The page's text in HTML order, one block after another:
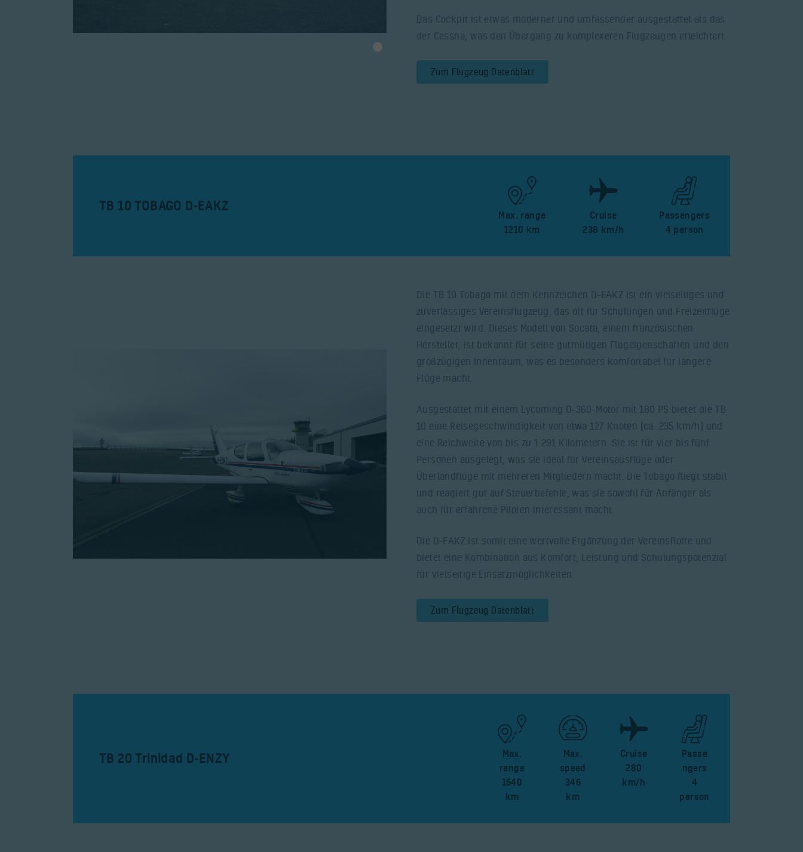
Das Cockpit ist etwas moderner und umfassender ausgestattet als das
der Cessna, was den Übergang zu komplexeren Flugzeugen erleichtert.
Zum Flugzeug Datenblatt
TB 10 TOBAGO D-EAKZ
Max. range
1210 km
Cruise
238 km/h
Passengers
4 person
Die TB 10 Tobago mit dem Kennzeichen D-EAKZ ist ein vielseitiges und
zuverlässiges Vereinsflugzeug, das oft für Schulungen und Freizeitflüge
eingesetzt wird. Dieses Modell von Socata, einem französischen
Hersteller, ist bekannt für seine gutmütigen Flugeigenschaften und den
großzügigen Innenraum, was es besonders komfortabel für längere
Flüge macht.
Ausgestattet mit einem Lycoming O-360-Motor mit 180 PS bietet die TB
10 eine Reisegeschwindigkeit von etwa 127 Knoten (ca. 235 km/h) und
eine Reichweite von bis zu 1.291 Kilometern. Sie ist für vier bis fünf
Personen ausgelegt, was sie ideal für Vereinsausflüge oder
Überlandflüge mit mehreren Mitgliedern macht. Die Tobago fliegt stabil
und reagiert gut auf Steuerbefehle, was sie sowohl für Anfänger als
auch für erfahrene Piloten interessant macht.
Die D-EAKZ ist somit eine wertvolle Ergänzung der Vereinsflotte und
bietet eine Kombination aus Komfort, Leistung und Schulungspotenzial
für vielseitige Einsatzmöglichkeiten.
Zum Flugzeug Datenblatt
TB 20 Trinidad D-ENZY
Max.
range
1640
km
Max.
speed
346
km
Cruise
280
km/h
Passe
ngers
4
person